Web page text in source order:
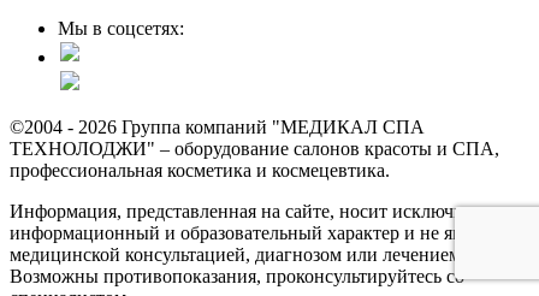
Мы в соцсетях:
©2004 - 2026 Группа компаний "МЕДИКАЛ СПА
ТЕХНОЛОДЖИ" – оборудование салонов красоты и СПА,
профессиональная косметика и космецевтика.
Информация, представленная на сайте, носит исключительно
информационный и образовательный характер и не является
медицинской консультацией, диагнозом или лечением.
Возможны противопоказания, проконсультируйтесь со